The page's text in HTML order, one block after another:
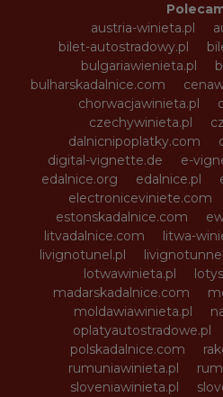
austria-winieta.pl
bilet-autostradowy.pl
bulgariawienieta.pl
bulharskadalnice.com
chorwacjawinieta.pl
czechywinieta.pl
dalnicnipoplatky.com
digital-vignette.de
e-
edalnice.org
edalnice.pl
electroniceviniete.com
estonskadalnice.com
litvadalnice.com
litwa-
livignotunel.pl
lotwawinieta.pl
madarskadalnice.com
moldawiawinieta.pl
oplatyautostradowe.pl
polskadalnice.com
rumuniawinieta.pl
sloveniawinieta.pl